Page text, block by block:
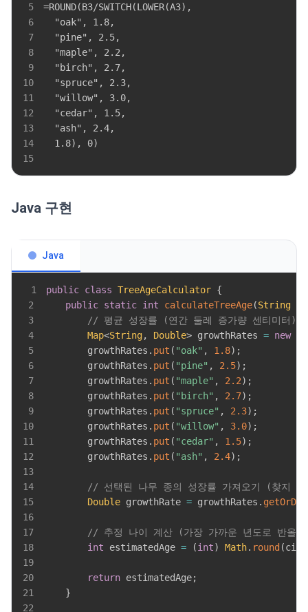
5
6
7
8
9
10
11
12
13
14
15
Java 구현
Java
1 public class TreeAgeCalculator {
2
public static int calculateTreeAge(String
3
// 평균 성장률 (연간 둘레 증가량 센티미터)
4
Map<String, Double> growthRates = new
5
        growthRates
. put ( "oak" , 1.8) ;
6
        growthRates
. put ( "pine" , 2.5) ;
7
        growthRates
. put ( "maple" , 2.2) ;
8
        growthRates
. put ( "birch" , 2.7) ;
9
        growthRates
. put ( "spruce" , 2.3) ;
10
        growthRates
. put ( "willow" , 3.0) ;
11
        growthRates
. put ( "cedar" , 1.5) ;
12
        growthRates
. put ( "ash" , 2.4) ;
13
14
// 선택된 나무 종의 성장률 가져오기 (찾지 못
15
Double growthRate = growthRates .
16
17
// 추정 나이 계산 (가장 가까운 년도로 반올
18
int estimatedAge = (int) Math. round (
19
20
return estimatedAge;
21
}
22